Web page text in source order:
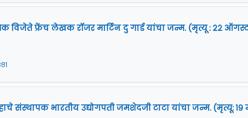
विजेते फ्रेंच लेखक रॉजर मार्टिन दु गार्ड यांचा जन्म. (मृत्यू : २२
संस्थापक भारतीय उद्योगपती जमशेदजी टाटा यांचा जन्म. (मृत्यू: १९